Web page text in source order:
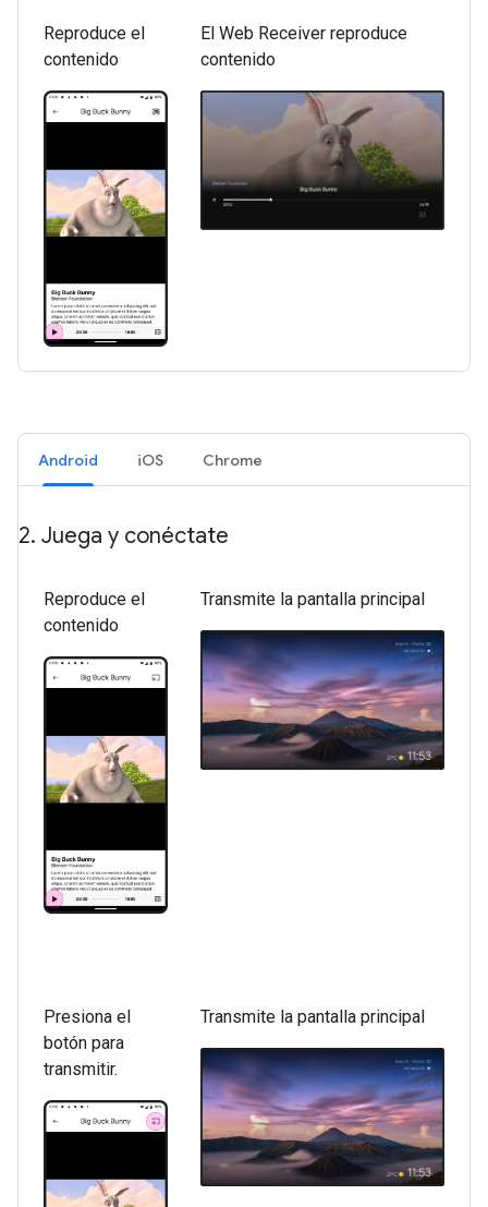
Reproduce el
contenido
El Web Receiver reproduce
contenido
Android iOS Chrome
2. Juega y conéctate
Reproduce el
contenido
Transmite la pantalla principal
Presiona el
botón para
transmitir.
Transmite la pantalla principal